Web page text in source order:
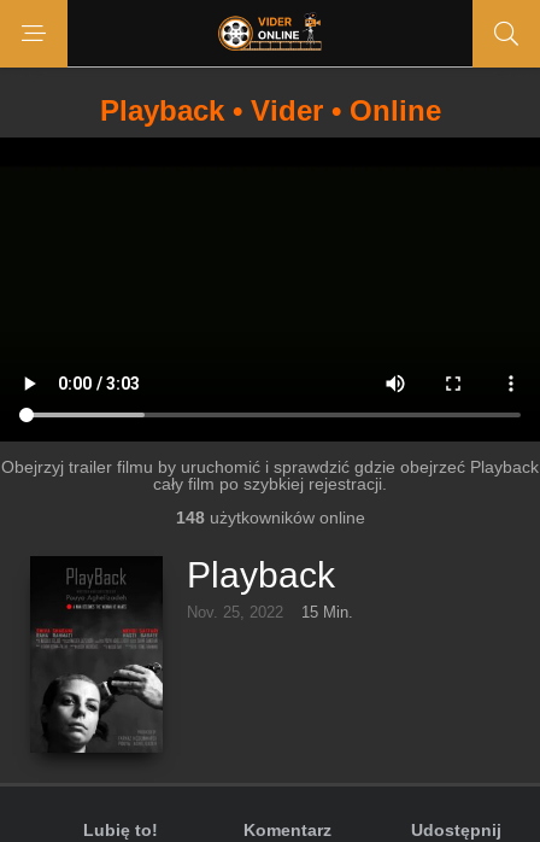
Playback • Vider • Online
Obejrzyj trailer filmu by uruchomić i sprawdzić gdzie obejrzeć Playback
cały film po szybkiej rejestracji.
148użytkowników online
Playback
Nov. 25, 2022 15 Min.
Lubię to! Komentarz Udostępnij